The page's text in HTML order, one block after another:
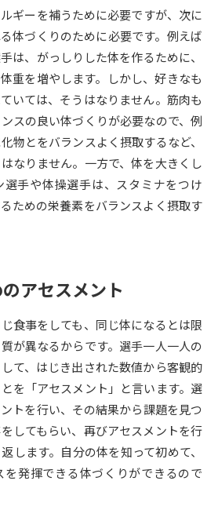
究 大学検索
徴を調べる
国際・グローバルに強い大学特
奨学金・特待生制度特集
進路の３択
どを調べる
実施プログラムから探す
夢ナビライブ
ギーを補うために必要ですが、次に
体づくりのために必要です。例えば
は、がっしりした体を作るために、
重を増やします。しかし、好きなも
いては、そうはなりません。筋肉も
スの良い体づくりが必要なので、例
物とをバランスよく摂取するなど、
なりません。一方で、体を大きくし
選手や体操選手は、スタミナをつけ
ための栄養素をバランスよく摂取す
アセスメント
食事をしても、同じ体になるとは限
が異なるからです。選手一人一人の
て、はじき出された数値から客観的
を「アセスメント」と言います。選
トを行い、その結果から課題を見つ
してもらい、再びアセスメントを行
します。自分の体を知って初めて、
を発揮できる体づくりができるので